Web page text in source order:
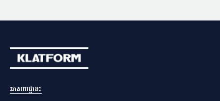
អាសយដ្ឋាន​៖